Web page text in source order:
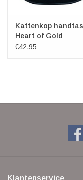
Kattenkop handtas
Heart of Gold
€42,95
Klantenservice